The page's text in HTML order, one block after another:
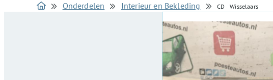
Onderdelen Interieur en Bekleding CD Wisselaars